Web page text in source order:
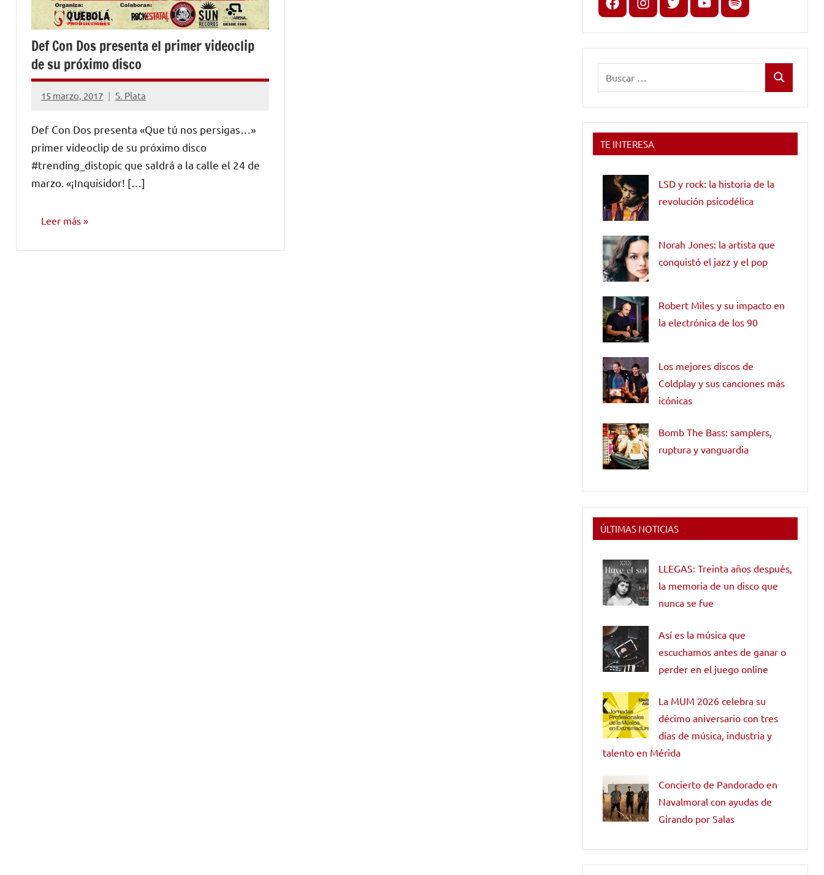
Def Con Dos presenta el primer videoclip
de su próximo disco
15 marzo, 2017 S. Plata
No
comentarios
Def Con Dos presenta «Que tú nos persigas…»
primer videoclip de su próximo disco
#trending_distopic que saldrá a la calle el 24 de
marzo. «¡Inquisidor! […]
Leer más
Buscar
TE INTERESA
LSD y rock: la historia de la
revolución psicodélica
Norah Jones: la artista que
conquistó el jazz y el pop
Robert Miles y su impacto en
la electrónica de los 90
Los mejores discos de
Coldplay y sus canciones más
icónicas
Bomb The Bass: samplers,
ruptura y vanguardia
ÚLTIMAS NOTICIAS
LLEGAS: Treinta años después,
la memoria de un disco que
nunca se fue
Así es la música que
escuchamos antes de ganar o
perder en el juego online
La MUM 2026 celebra su
décimo aniversario con tres
días de música, industria y
talento en Mérida
Concierto de Pandorado en
Navalmoral con ayudas de
Girando por Salas